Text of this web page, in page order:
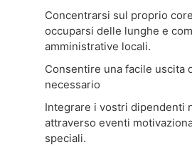
Concentrarsi sul proprio
occuparsi delle lunghe e
amministrative locali.
Consentire una facile uscita
necessario
Integrare i vostri dipendenti
attraverso eventi
speciali.